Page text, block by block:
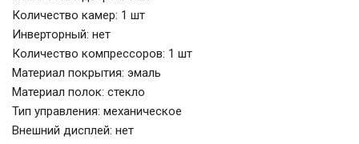
Количество камер: 1 шт
Инверторный: нет
Количество компрессоров: 1 шт
Материал покрытия: эмаль
Материал полок: стекло
Тип управления: механическое
Внешний дисплей: нет